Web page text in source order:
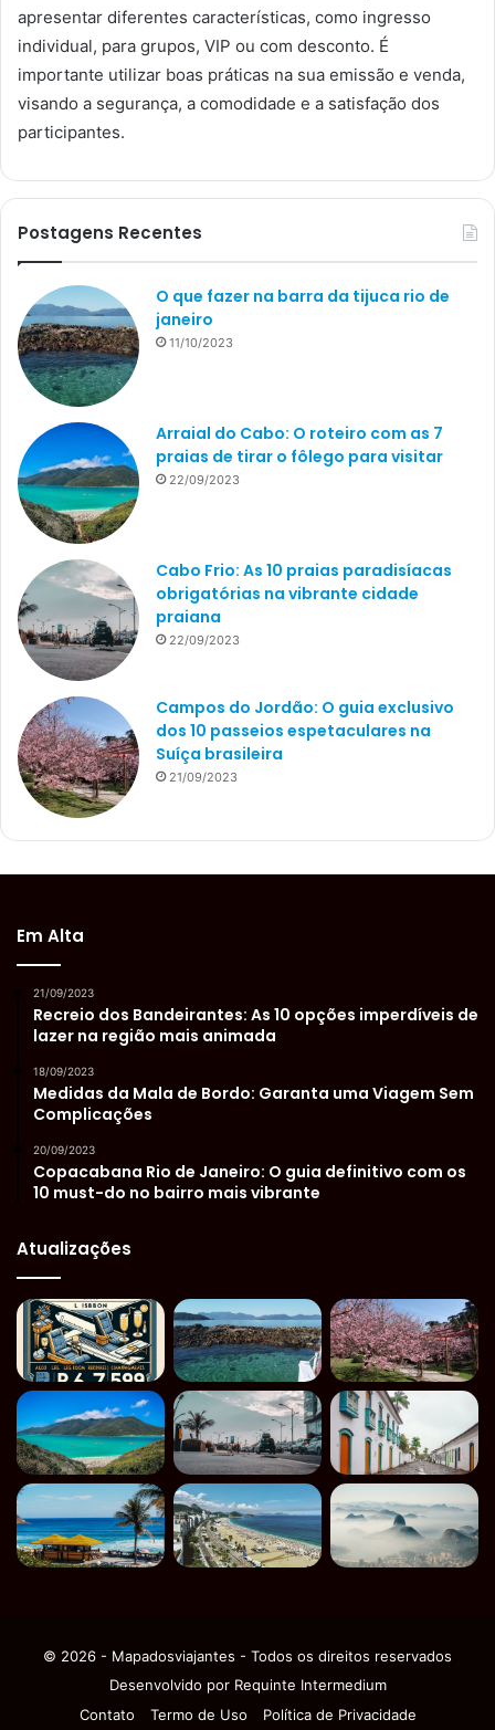
apresentar diferentes características, como ingresso
individual, para grupos, VIP ou com desconto. É
importante utilizar boas práticas na sua emissão e venda,
visando a segurança, a comodidade e a satisfação dos
participantes.
Postagens Recentes
O que fazer na barra da tijuca rio de
janeiro
11/10/2023
Arraial do Cabo: O roteiro com as 7
praias de tirar o fôlego para visitar
22/09/2023
Cabo Frio: As 10 praias paradisíacas
obrigatórias na vibrante cidade
praiana
22/09/2023
Campos do Jordão: O guia exclusivo
dos 10 passeios espetaculares na
Suíça brasileira
21/09/2023
Em Alta
21/09/2023
Recreio dos Bandeirantes: As 10 opções imperdíveis de
lazer na região mais animada
18/09/2023
Medidas da Mala de Bordo: Garanta uma Viagem Sem
Complicações
20/09/2023
Copacabana Rio de Janeiro: O guia definitivo com os
10 must-do no bairro mais vibrante
Atualizações
© 2026 - Mapadosviajantes - Todos os direitos reservados
Desenvolvido por Requinte Intermedium
Contato
Termo de Uso Política de Privacidade